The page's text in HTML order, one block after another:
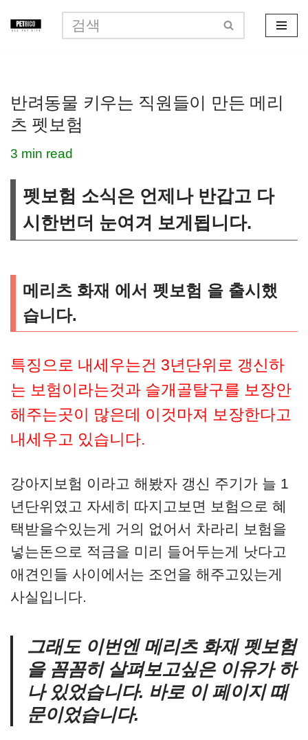
로
건
너
뛰
기
반려동물 키우는 직원들이 만든 메리
츠 펫보험
3 min read
펫보험 소식은 언제나 반갑고 다
시한번더 눈여겨 보게됩니다.
메리츠 화재 에서 펫보험 을 출시했
습니다.
특징으로 내세우는건 3년단위로 갱신하
는 보험이라는것과 슬개골탈구를 보장안
해주는곳이 많은데 이것마져 보장한다고
내세우고 있습니다.
강아지보험 이라고 해봤자 갱신 주기가 늘 1
년단위였고 자세히 따지고보면 보험으로 혜
택받을수있는게 거의 없어서 차라리 보험을
넣는돈으로 적금을 미리 들어두는게 낫다고
애견인들 사이에서는 조언을 해주고있는게
사실입니다.
그래도 이번엔 메리츠 화재 펫보험
을 꼼꼼히 살펴보고싶은 이유가 하
나 있었습니다. 바로 이 페이지 때
문이었습니다.